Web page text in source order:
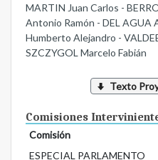
MARTIN Juan Carlos -
Antonio Ramón - DEL AGUA
Humberto Alejandro -
SZCZYGOL Marcelo Fabián
Texto
Comisiones
Comisión
ESPECIAL PARLAMENTO